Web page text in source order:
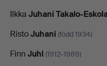
Ilkka Juhani Takalo-
RistoJuhani (född 1934)
Finn Juhl (1912–1989)